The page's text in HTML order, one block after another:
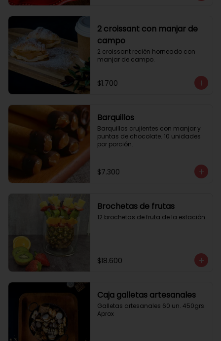
2 croissant con manjar de
campo
2 croissant recién horneado con
manjar de campo.
$1.700
Barquillos
Barquillos crujientes con manjar y
puntas de chocolate. 10 unidades
por porción.
$7.300
Brochetas de frutas
12 brochetas de fruta de la estación
$18.600
Caja galletas artesanales
Galletas artesanales 60 un. 450grs.
Aprox